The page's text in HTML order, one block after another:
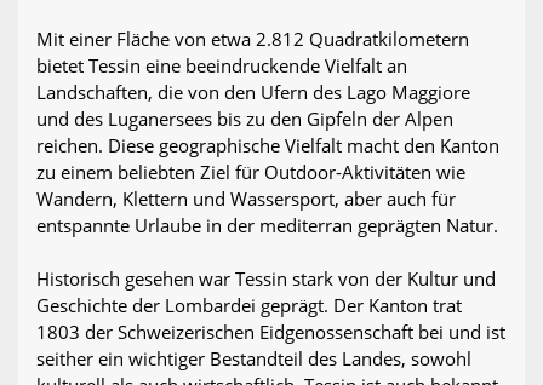
Mit einer Fläche von etwa 2.812 Quadratkilometern
bietet Tessin eine beeindruckende Vielfalt an
Landschaften, die von den Ufern des Lago Maggiore
und des Luganersees bis zu den Gipfeln der Alpen
reichen. Diese geographische Vielfalt macht den Kanton
zu einem beliebten Ziel für Outdoor-Aktivitäten wie
Wandern, Klettern und Wassersport, aber auch für
entspannte Urlaube in der mediterran geprägten Natur.
Historisch gesehen war Tessin stark von der Kultur und
Geschichte der Lombardei geprägt. Der Kanton trat
1803 der Schweizerischen Eidgenossenschaft bei und ist
seither ein wichtiger Bestandteil des Landes, sowohl